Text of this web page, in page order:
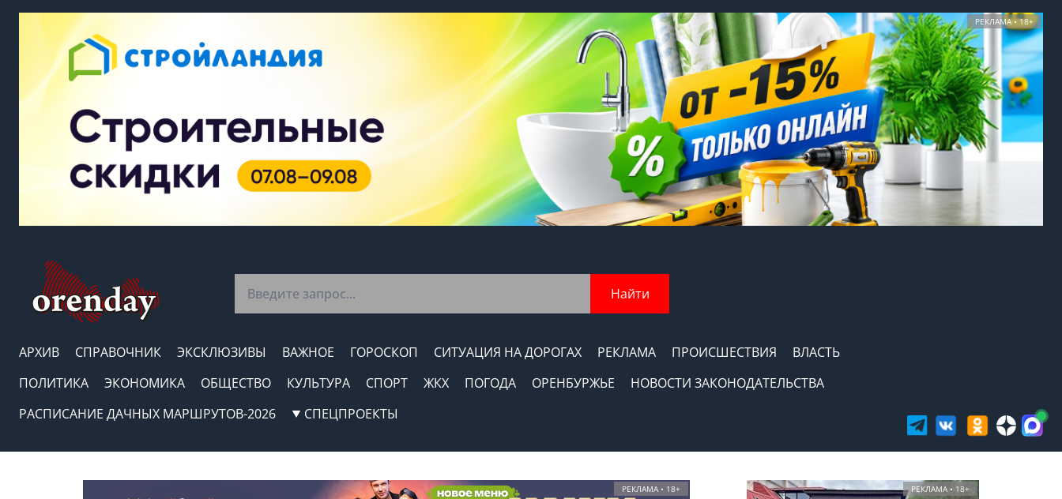
РЕКЛАМА • 18+
Найти
АРХИВ СПРАВОЧНИК ЭКСКЛЮЗИВЫ ВАЖНОЕ ГОРОСКОП СИТУАЦИЯ НА ДОРОГАХ РЕКЛАМА ПРОИСШЕСТВИЯ
ВЛАСТЬ
ПОЛИТИКА
ЭКОНОМИКА ОБЩЕСТВО КУЛЬТУРА СПОРТ ЖКХ ПОГОДА ОРЕНБУРЖЬЕ
НОВОСТИ ЗАКОНОДАТЕЛЬСТВА
РАСПИСАНИЕ ДАЧНЫХ МАРШРУТОВ-2026
СПЕЦПРОЕКТЫ
РЕКЛАМА • 18+ РЕКЛАМА • 18+